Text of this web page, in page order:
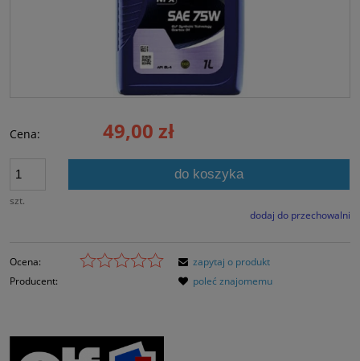
Cena: 49,00 zł
szt.
do koszyka
dodaj do przechowalni
Ocena:
Producent:
zapytaj o produkt
poleć znajomemu